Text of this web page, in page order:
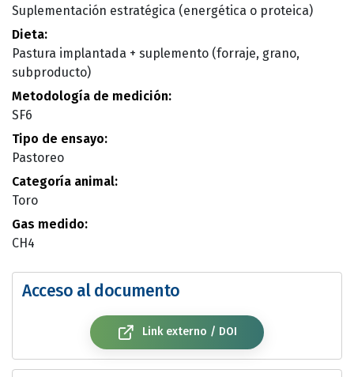
Suplementación estratégica (energética o proteica)
Dieta:
Pastura implantada + suplemento (forraje, grano,
subproducto)
Metodología de medición:
SF6
Tipo de ensayo:
Pastoreo
Categoría animal:
Toro
Gas medido:
CH4
Acceso al documento
Link externo / DOI